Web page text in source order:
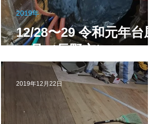
令和4年8月豪雨(新潟県村上市） 令和4年
令和3年福島県沖地震
12/28〜29 令和元年台風
19号（長野市）
2019年
2019年12月22日